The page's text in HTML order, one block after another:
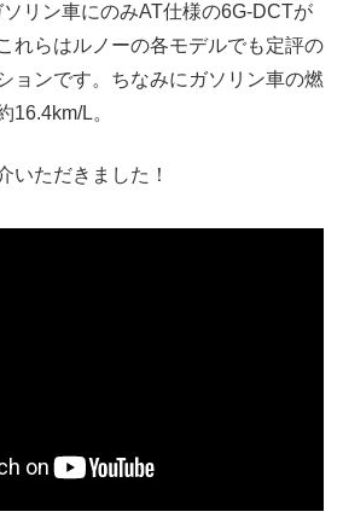
リン車にのみAT仕様の6G-DCTが
れらはルノーの各モデルでも定評の
ョンです。ちなみにガソリン車の燃
16.4km/L。
いただきました！